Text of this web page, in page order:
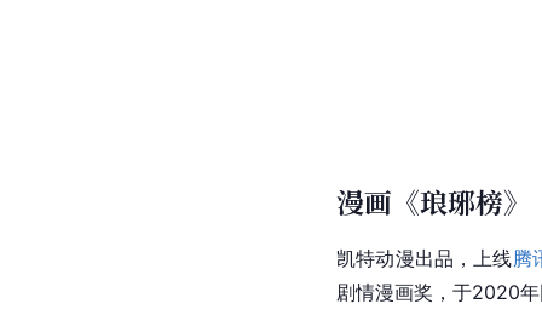
漫画《琅琊榜》
凯特动漫出品，上线腾
剧情漫画奖，于2020